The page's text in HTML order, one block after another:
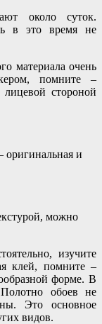
около суток.
в это время не
материала очень
помните –
лицевой стороной
оригинальная и
можно
изучите
клей, помните –
форме. В
обоев не
Это основное
видов.